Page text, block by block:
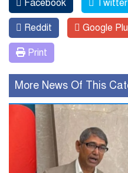
Facebook Twitter
Reddit Google
Print
More News Of This